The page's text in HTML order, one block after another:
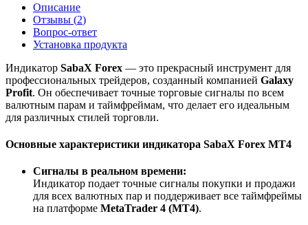
Описание
Отзывы (2)
Вопрос-ответ
Установка продукта
Индикатор SabaX Forex — это прекрасный инструмент для
профессиональных трейдеров, созданный компанией Galaxy
Profit. Он обеспечивает точные торговые сигналы по всем
валютным парам и таймфреймам, что делает его идеальным
для различных стилей торговли.
Основные характеристики индикатора SabaX Forex MT4
Сигналы в реальном времени:
Индикатор подает точные сигналы покупки и продажи
для всех валютных пар и поддерживает все таймфреймы
на платформе MetaTrader 4 (MT4).